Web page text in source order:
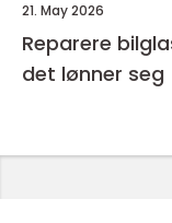
21. May 2026
Reparere bilglass når, hvordan og
det lønner seg